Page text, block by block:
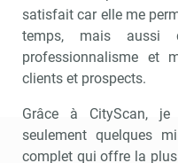
satisfait car elle me
temps, mais aussi
professionnalisme et
clients et prospects.
Grâce à CityScan,
seulement quelques
complet qui offre la